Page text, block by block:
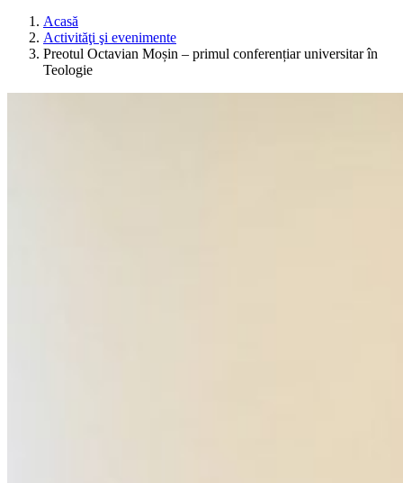
Acasă
Activităţi şi evenimente
Preotul Octavian Moșin – primul conferențiar universitar în
Teologie